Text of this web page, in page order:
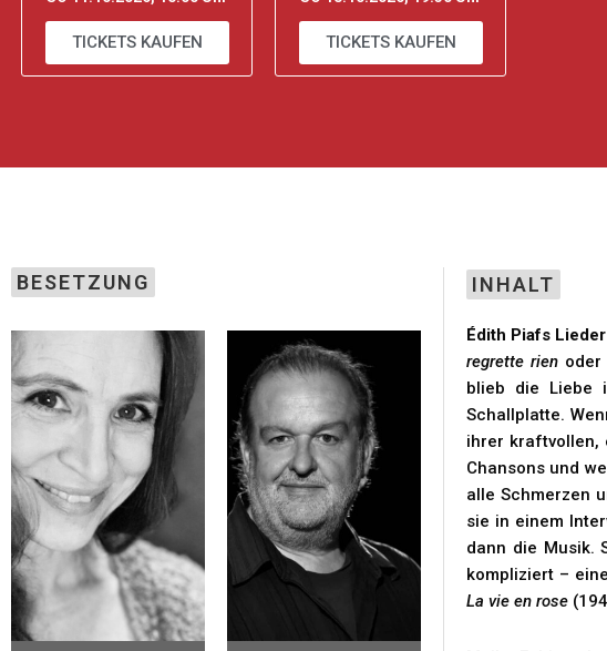
TICKETS KAUFEN TICKETS KAUFEN
BESETZUNG INHALT
Édith Piafs
regrette rienoder
blieb die Liebe
Schallplatte.
ihrer kraftvollen,
Chansons und
alle Schmerzen
sie in einem
dann die Musik.
kompliziert –
La vie en rose